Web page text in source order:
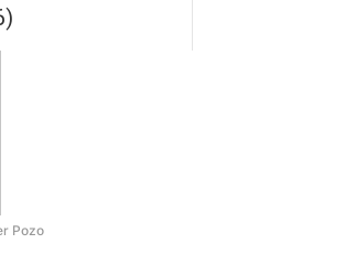
Pozo